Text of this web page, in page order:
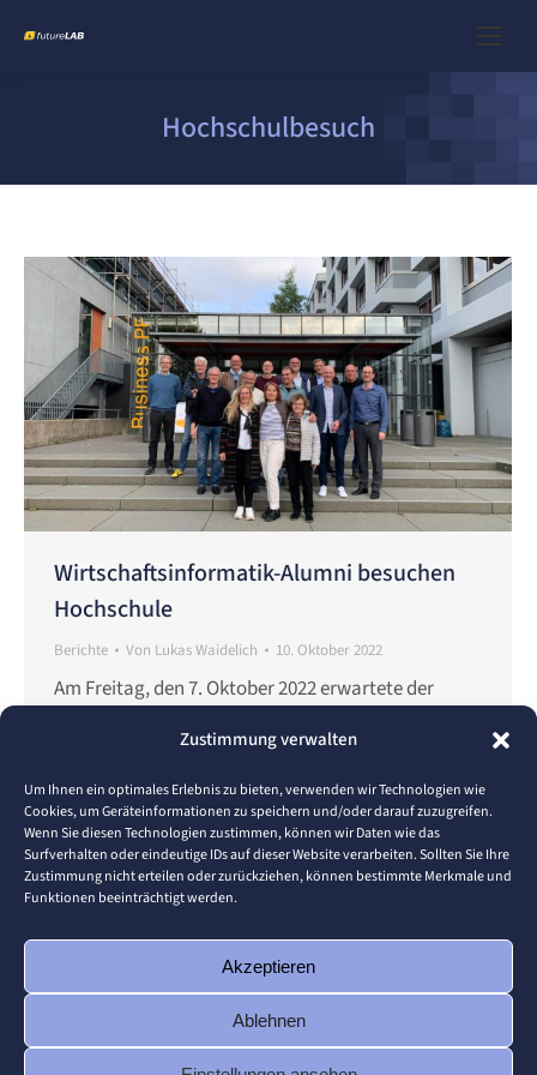
Zustimmung verwalten
Um Ihnen ein optimales Erlebnis zu bieten, verwenden wir Technologien wie
Cookies, um Geräteinformationen zu speichern und/oder darauf zuzugreifen.
Wenn Sie diesen Technologien zustimmen, können wir Daten wie das
Surfverhalten oder eindeutige IDs auf dieser Website verarbeiten. Sollten Sie Ihre
Zustimmung nicht erteilen oder zurückziehen, können bestimmte Merkmale und
Funktionen beeinträchtigt werden.
Akzeptieren
Ablehnen
Hochschulbesuch
Wirtschaftsinformatik-Alumni besuchen
Hochschule
Berichte Von Lukas Waidelich 10. Oktober 2022
Am Freitag, den 7. Oktober 2022 erwartete der
Besuch. Die beiden Professoren Dr. Joachim
Schuler und Dr. Thomas Schuster sowie der
Wissenschaftliche Mitarbeiter Lukas Waidelich
begrüßten 13 Alumni der Wirtschaftsinformatik an
der Hochschule Pforzheim (HS PF).
Erwähnenswert, alle AbsolventInnen haben den
Abschluss vor der Jahrtausendwende erlangt.
Einige waren in der Zwischenzeit zu…